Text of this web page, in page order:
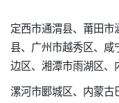
定西市通渭县、莆田
县、广州市越秀区、
边区、湘潭市雨湖区
漯河市郾城区、内蒙古